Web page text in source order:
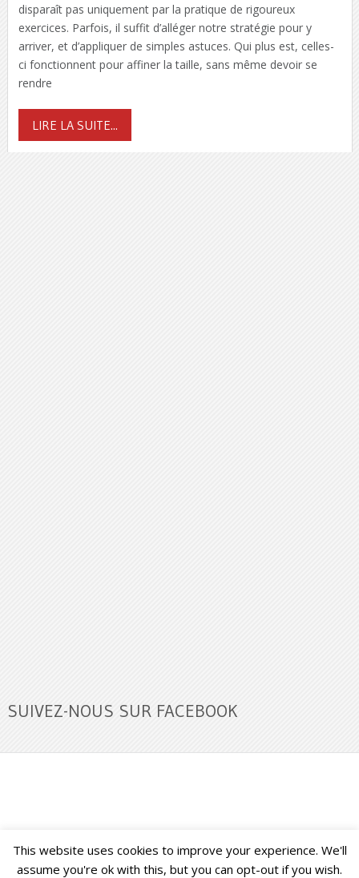
disparaît pas uniquement par la pratique de rigoureux
exercices. Parfois, il suffit d’alléger notre stratégie pour y
arriver, et d’appliquer de simples astuces. Qui plus est, celles-
ci fonctionnent pour affiner la taille, sans même devoir se
rendre
LIRE LA SUITE...
SUIVEZ-NOUS SUR FACEBOOK
Buzz Ultra Copyright © 2026. Back to Top ↑
This website uses cookies to improve your experience. We'll
assume you're ok with this, but you can opt-out if you wish.